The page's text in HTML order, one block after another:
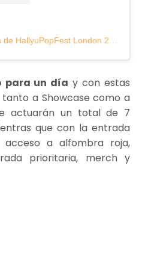
Una publicación compartida de HallyuPopFest London 2022 (@hpflondon2022)
para un día y con estas
a Showcase como a
actuarán un total de 7
que con la entrada
a alfombra roja,
prioritaria, merch y